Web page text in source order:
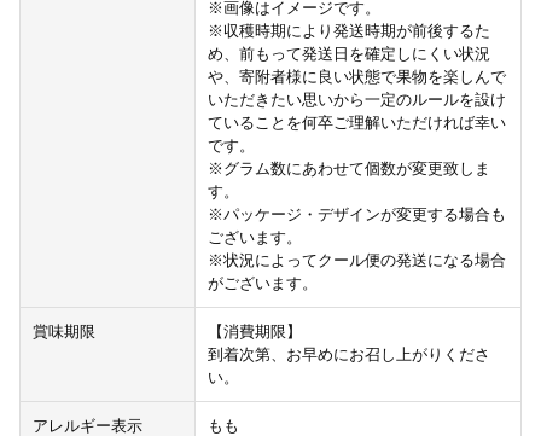
※画像はイメージです。
※収穫時期により発送時期が前後するた
め、前もって発送日を確定しにくい状況
や、寄附者様に良い状態で果物を楽しんで
いただきたい思いから一定のルールを設け
ていることを何卒ご理解いただければ幸い
です。
※グラム数にあわせて個数が変更致しま
す。
※パッケージ・デザインが変更する場合も
ございます。
※状況によってクール便の発送になる場合
がございます。
賞味期限
【消費期限】
到着次第、お早めにお召し上がりくださ
い。
アレルギー表示 もも